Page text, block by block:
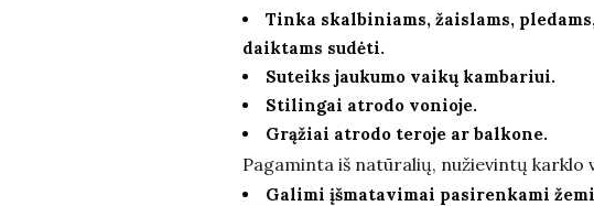
Tinka skalbiniams, žaislams,
daiktams sudėti.
Suteiks jaukumo vaikų kambariui.
Stilingai atrodo vonioje.
Grąžiai atrodo teroje ar balkone.
Pagaminta iš natūralių, nužievintų karklo
Galimi įšmatavimai pasirenkami